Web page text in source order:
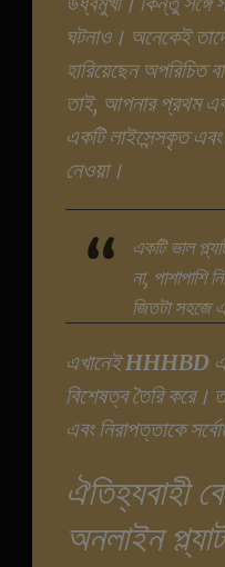
ঘটনাও। অনেকেই
হারিয়েছেন অপরিচিত
তাই, আপনার প্রথম
একটি লাইসেন্সকৃত এবং
নেওয়া।
একটি ভাল
না, পাশাপাশি
জিতটা সহজে
এখানেইHHHBD
বিশেষত্ব তৈরি করে।
এবং নিরাপত্তাকে
ঐতিহ্যবাহী
অনলাইন